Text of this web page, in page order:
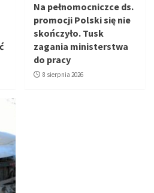
Na pełnomocniczce ds.
promocji Polski się nie
skończyło. Tusk
zagania ministerstwa
do pracy
8 sierpnia 2026